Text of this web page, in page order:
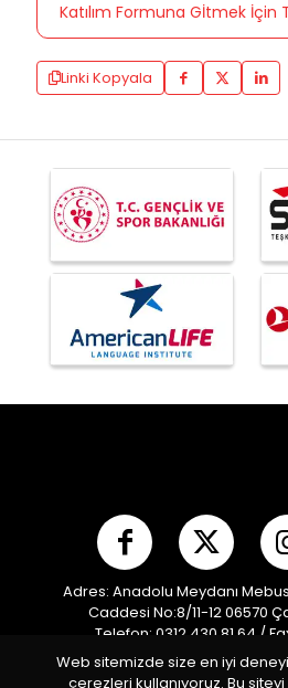
Katılım Formuna Gİtmek İçin
Linki Kopyala
Adres: Anadolu Meydanı
Caddesi No:8/11-12 06570
Telefon: 0312 430 81 64 /
E-posta:info@mpf.org.tr
Web sitemizde size en iyi
çerezleri kullanıyoruz. Bu